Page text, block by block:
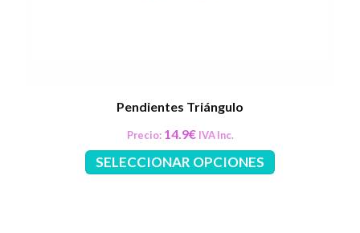
Pendientes Triángulo
Precio: 14.9€ IVA Inc.
SELECCIONAR OPCIONES
Este
producto